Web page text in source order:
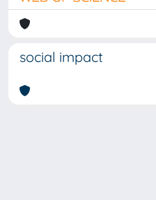
social impact